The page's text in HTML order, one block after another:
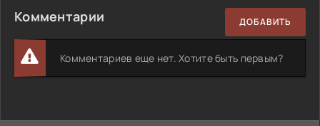
Комментарии ДОБАВИТЬ
Комментариев еще нет. Хотите быть первым?